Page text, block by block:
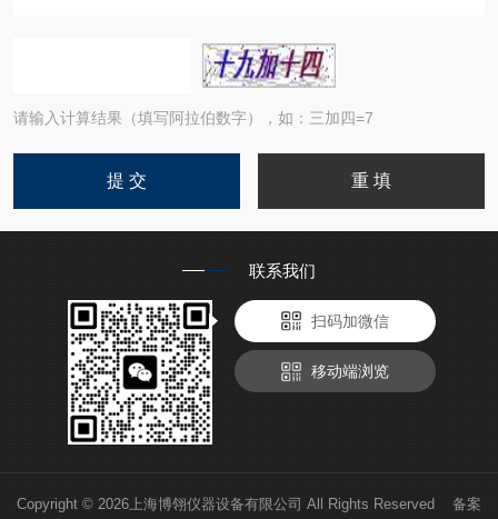
请输入计算结果（填写阿拉伯数字），如：三加四=7
联系我们
扫码加微信
移动端浏览
Copyright © 2026上海博翎仪器设备有限公司 All Rights Reserved 备案